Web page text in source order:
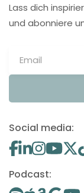
Lass dich
und abonniere
Social media:
Podcast: